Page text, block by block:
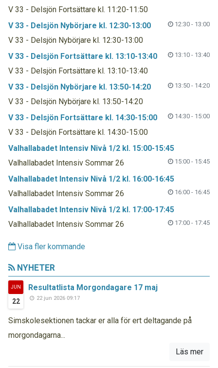
V 33 - Delsjön Fortsättare kl. 11:20-11:50
V 33 - Delsjön Nybörjare kl. 12:30-13:00
12:30 - 13:00
V 33 - Delsjön Nybörjare kl. 12:30-13:00
V 33 - Delsjön Fortsättare kl. 13:10-13:40
13:10 - 13:40
V 33 - Delsjön Fortsättare kl. 13:10-13:40
V 33 - Delsjön Nybörjare kl. 13:50-14:20
13:50 - 14:20
V 33 - Delsjön Nybörjare kl. 13:50-14:20
V 33 - Delsjön Fortsättare kl. 14:30-15:00
14:30 - 15:00
V 33 - Delsjön Fortsättare kl. 14:30-15:00
Valhallabadet Intensiv Nivå 1/2 kl. 15:00-15:45
15:00 - 15:45
Valhallabadet Intensiv Sommar 26
Valhallabadet Intensiv Nivå 1/2 kl. 16:00-16:45
16:00 - 16:45
Valhallabadet Intensiv Sommar 26
Valhallabadet Intensiv Nivå 1/2 kl. 17:00-17:45
17:00 - 17:45
Valhallabadet Intensiv Sommar 26
Visa fler kommande
NYHETER
JUN
22
Resultatlista Morgondagare 17 maj
22 jun 2026 09:17
Simskolesektionen tackar er alla för ert deltagande på
morgondagarna...
Läs mer